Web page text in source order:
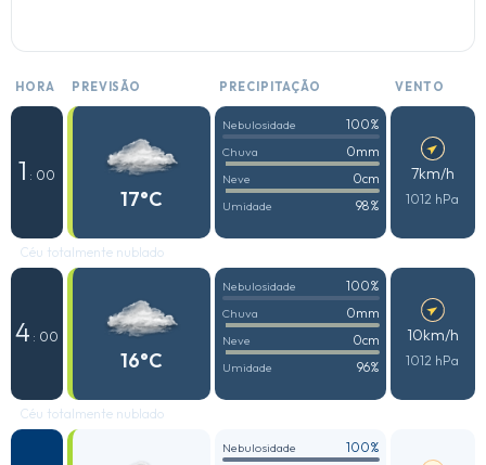
HORA PREVISÃO PRECIPITAÇÃO VENTO
1 : 00
17°C
Nebulosidade 100%
Chuva 0mm
Neve 0cm
Umidade 98%
7km/h
1012 hPa
Céu totalmente nublado
4 : 00
16°C
Nebulosidade 100%
Chuva 0mm
Neve 0cm
Umidade 96%
10km/h
1012 hPa
Céu totalmente nublado
Nebulosidade 100%